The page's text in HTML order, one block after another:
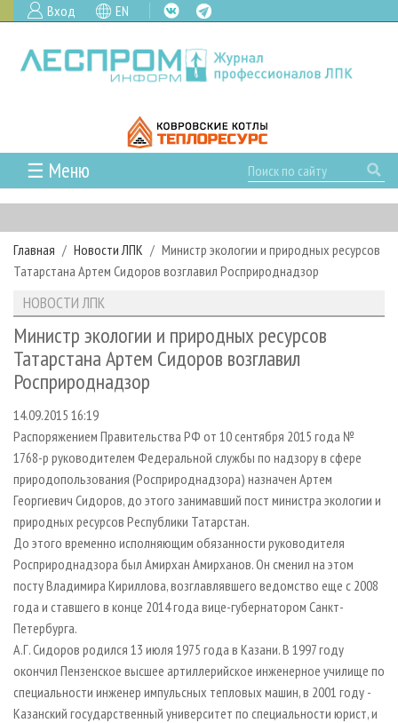
Вход EN
☰ Меню
ГЛАВНАЯ
РУБРИКИ И ТЕМЫ
РУБРИКИ ЖУРНАЛА
ЛЕСОЗАГОТОВКА
ЛЕСОПИЛЕНИЕ
ДЕРЕВООБРАБОТКА
СУШКА ДРЕВЕСИНЫ
ПРОИЗВОДСТВО ДРЕВЕСНЫХ ПЛИТ
ДЕРЕВЯННОЕ ДОМОСТРОЕНИЕ
ПРОИЗВОДСТВО МЕБЕЛИ
БИОЭНЕРГЕТИКА
ЦБП
ИНСТРУМЕНТ И МАТЕРИАЛЫ
НОВОСТИ
НОВОСТИ ЛПК
НОВОСТИ ЖУРНАЛА
НОВОСТИ КОМПАНИЙ
ПРОЕКТЫ ЛПИ
АНАЛИТИКА
ПРЕДПРИЯТИЯ ЛПК
ЛЕСНЫЕ РЕГИОНЫ РОССИИ
ПЕРСОНЫ
МОБИЛЬНЫЕ ВЫСТАВКИ
ОФИЦИАЛЬНЫЕ ДЕЛЕГАЦИИ
ПРИОРИТЕТНЫЕ ИНВЕСТПРОЕКТЫ
RUSSIAN FORESTRY REVIEW
ГАЗЕТА ЛЕСПРОМФОРУМ
БИБЛИОТЕКА СПЕЦИАЛИСТА
АРХИВ
АРХИВ ЖУРНАЛОВ
СТАТЬИ
О ЖУРНАЛЕ
ПОДПИСКА
КОНТАКТЫ
РЕКЛАМОДАТЕЛЯМ
РЕКЛАМА
РЕКЛАМА НА САЙТЕ
Главная Новости ЛПК
Министр экологии и природных ресурсов
Татарстана Артем Сидоров возглавил Росприроднадзор
НОВОСТИ ЛПК
Министр экологии и природных ресурсов
Татарстана Артем Сидоров возглавил
Росприроднадзор
14.09.2015 16:19
Распоряжением Правительства РФ от 10 сентября 2015 года №
1768-р руководителем Федеральной службы по надзору в сфере
природопользования (Росприроднадзора) назначен Артем
Георгиевич Сидоров, до этого занимавший пост министра экологии и
природных ресурсов Республики Татарстан.
До этого временно исполняющим обязанности руководителя
Росприроднадзора был Амирхан Амирханов. Он сменил на этом
посту Владимира Кириллова, возглавлявшего ведомство еще с 2008
года и ставшего в конце 2014 года вице-губернатором Санкт-
Петербурга.
А.Г. Сидоров родился 13 июля 1975 года в Казани. В 1997 году
окончил Пензенское высшее артиллерийское инженерное училище по
специальности инженер импульсных тепловых машин, в 2001 году -
Казанский государственный университет по специальности юрист, и